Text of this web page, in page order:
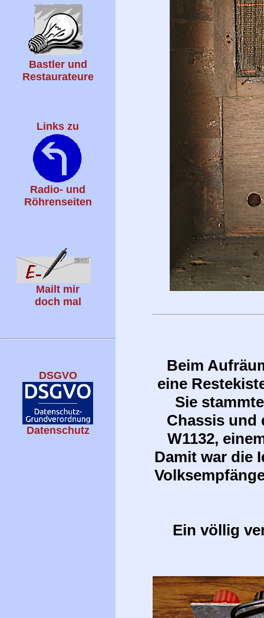
Bastler und
Restaurateure
Links zu
Radio- und
Röhrenseiten
Mailt mir
doch mal
DSGVO
Datenschutz
Beim
eine
Sie
Chassis und
W1132,
Damit war die
Ein völlig